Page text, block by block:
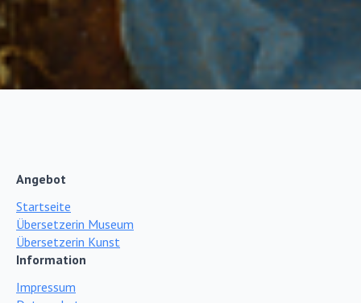
Angebot
Startseite
Übersetzerin Museum
Übersetzerin Kunst
Information
Impressum